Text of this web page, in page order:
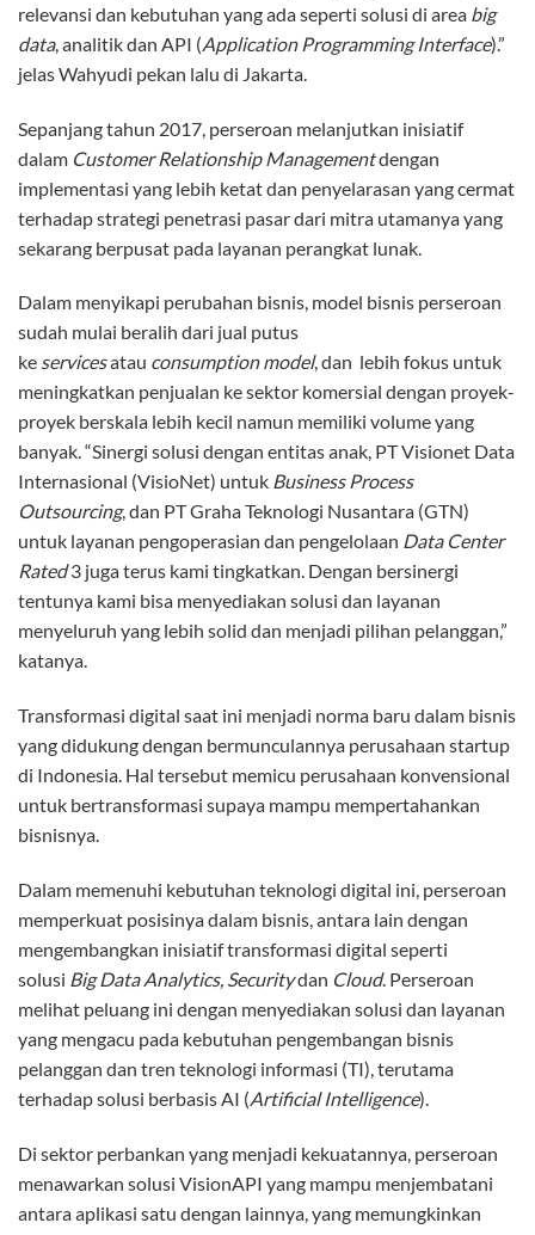
relevansi dan kebutuhan yang ada seperti solusi di area big
data, analitik dan API (Application Programming Interface).”
jelas Wahyudi pekan lalu di Jakarta.
Sepanjang tahun 2017, perseroan melanjutkan inisiatif
dalam Customer Relationship Managementdengan
implementasi yang lebih ketat dan penyelarasan yang cermat
terhadap strategi penetrasi pasar dari mitra utamanya yang
sekarang berpusat pada layanan perangkat lunak.
Dalam menyikapi perubahan bisnis, model bisnis perseroan
sudah mulai beralih dari jual putus
ke servicesatau consumption model, dan lebih fokus untuk
meningkatkan penjualan ke sektor komersial dengan proyek-
proyek berskala lebih kecil namun memiliki volume yang
banyak. “Sinergi solusi dengan entitas anak, PT Visionet Data
Internasional (VisioNet) untuk Business Process
Outsourcing, dan PT Graha Teknologi Nusantara (GTN)
untuk layanan pengoperasian dan pengelolaan Data Center
Rated3 juga terus kami tingkatkan. Dengan bersinergi
tentunya kami bisa menyediakan solusi dan layanan
menyeluruh yang lebih solid dan menjadi pilihan pelanggan,”
katanya.
Transformasi digital saat ini menjadi norma baru dalam bisnis
yang didukung dengan bermunculannya perusahaan startup
di Indonesia. Hal tersebut memicu perusahaan konvensional
untuk bertransformasi supaya mampu mempertahankan
bisnisnya.
Dalam memenuhi kebutuhan teknologi digital ini, perseroan
memperkuat posisinya dalam bisnis, antara lain dengan
mengembangkan inisiatif transformasi digital seperti
solusi Big Data Analytics, Securitydan Cloud. Perseroan
melihat peluang ini dengan menyediakan solusi dan layanan
yang mengacu pada kebutuhan pengembangan bisnis
pelanggan dan tren teknologi informasi (TI), terutama
terhadap solusi berbasis AI (Artificial Intelligence).
Di sektor perbankan yang menjadi kekuatannya, perseroan
menawarkan solusi VisionAPI yang mampu menjembatani
antara aplikasi satu dengan lainnya, yang memungkinkan